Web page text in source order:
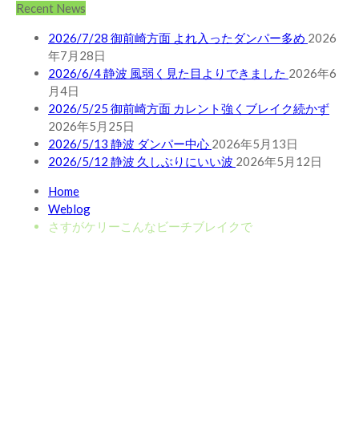
Recent News
2026/7/28 御前崎方面 よれ入ったダンパー多め 2026
年7月28日
2026/6/4 静波 風弱く見た目よりできました 2026年6
月4日
2026/5/25 御前崎方面 カレント強くブレイク続かず
2026年5月25日
2026/5/13 静波 ダンパー中心 2026年5月13日
2026/5/12 静波 久しぶりにいい波 2026年5月12日
Home
Weblog
さすがケリーこんなビーチブレイクで